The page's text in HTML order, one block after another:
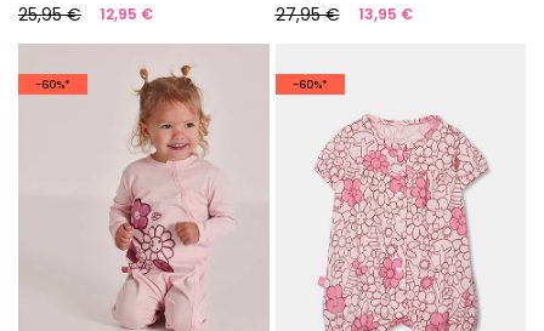
25,95 €
12,95 €
27,95 €
13,95 €
-60%* -60%*